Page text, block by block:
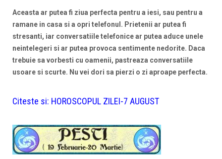
Aceasta ar putea fi ziua perfecta pentru a iesi, sau pentru a
ramane in casa si a opri telefonul. Prietenii ar putea fi
stresanti, iar conversatiile telefonice ar putea aduce unele
neintelegeri si ar putea provoca sentimente nedorite. Daca
trebuie sa vorbesti cu oamenii, pastreaza conversatiile
usoare si scurte. Nu vei dori sa pierzi o zi aproape perfecta.
Citeste si: HOROSCOPUL ZILEI-7 AUGUST